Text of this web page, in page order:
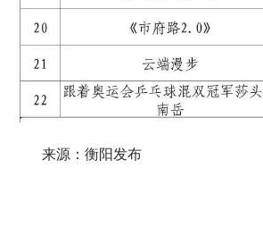
来源：衡阳发布